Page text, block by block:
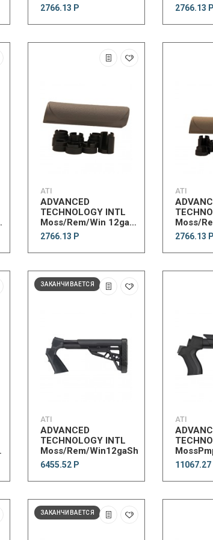
Shotgun Forend
2766.13 Р
Shotgun
2766.13 Р
ATI
ADVANCED
TECHNOLOGY INTL
Moss/Rem/Win 12ga
Akita Forend DG
2766.13 Р
ATI
Moss/
Akita
2766.13 Р
ЗАКАНЧИВАЕТСЯ
ATI
ADVANCED
TECHNOLOGY INTL
Moss/Rem/
6455.52 Р
ATI
11067.27
ЗАКАНЧИВАЕТСЯ